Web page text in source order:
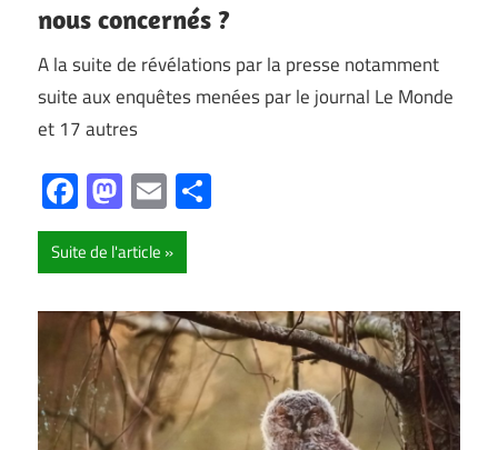
nous concernés ?
A la suite de révélations par la presse notamment
suite aux enquêtes menées par le journal Le Monde
et 17 autres
Facebook
Mastodon
Email
Suite de l'article